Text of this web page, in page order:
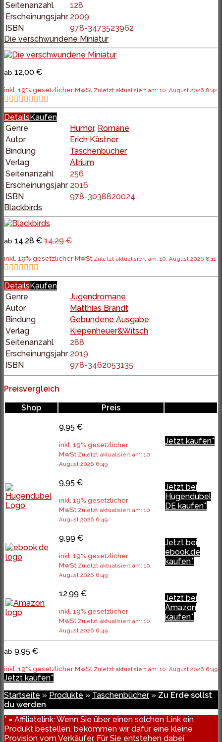
Seitenanzahl
128
Erscheinungsjahr 2009
ISBN
978-3473523962
Die verschwundene Miniatur
ab 12,00 €
inkl. 19% gesetzlicher MwSt.Zuletzt aktualisiert am: 10. August 2026 8:42
Details Kaufen
Genre
Humor, Romane
Autor
Erich Kästner
Bindung
Taschenbücher
Verlag
Atrium
Seitenanzahl
256
Erscheinungsjahr 2016
ISBN
978-3038820024
Blackbirds
ab 14,28 € 14,29 €
inkl. 19% gesetzlicher MwSt.Zuletzt aktualisiert am: 10. August 2026 8:11
Details Kaufen
Genre
Jugendromane
Autor
Matthias Brandt
Bindung
Gebundene Ausgabe
Verlag
Kiepenheuer&Witsch
Seitenanzahl
288
Erscheinungsjahr 2019
ISBN
978-3462053135
Preisvergleich
Shop
Preis
9,95 €
inkl. 19% gesetzlicher
MwSt.Zuletzt aktualisiert am: 10.
August 2026 6:49
Jetzt kaufen*
9,95 €
inkl. 19% gesetzlicher
MwSt.Zuletzt aktualisiert am: 10.
August 2026 6:49
Jetzt bei
Hugendubel
DE kaufen*
9,99 €
inkl. 19% gesetzlicher
MwSt.Zuletzt aktualisiert am: 10.
August 2026 6:49
Jetzt bei
ebook.de
kaufen*
12,99 €
inkl. 19% gesetzlicher
MwSt.Zuletzt aktualisiert am: 10.
August 2026 6:49
Jetzt bei
Amazon
kaufen*
ab 9,95 €
inkl. 19% gesetzlicher MwSt.Zuletzt aktualisiert am: 10. August 2026 6:49
Jetzt kaufen*
Startseite » Produkte » Taschenbücher» Zu Erde sollst
du werden
* = Affiliatelink: Wenn Sie über einen solchen Link ein
Produkt bestellen, bekommen wir dafür eine kleine
Provision vom Verkäufer. Für Sie entstehen dabei